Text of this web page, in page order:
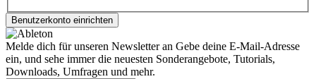
Melde dich für unseren Newsletter an Gebe deine E-Mail-Adresse
ein, und sehe immer die neuesten Sonderangebote, Tutorials,
Downloads, Umfragen und mehr.